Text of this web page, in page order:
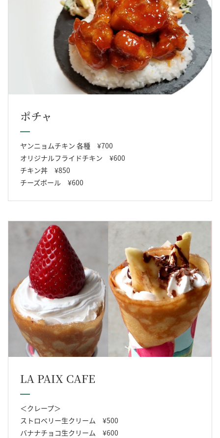
ポチャ
ヤンニョムチキン 各種 ¥700
オリジナルフライドチキン ¥600
チキン丼 ¥850
チーズボール ¥600
LA PAIX CAFE
＜クレープ＞
ストロベリー生クリーム ¥500
バナナチョコ生クリーム ¥600